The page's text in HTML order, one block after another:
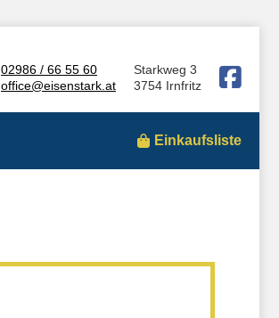
02986 / 66 55 60
office@eisenstark.at
Starkweg 3
3754 Irnfritz
Einkaufsliste